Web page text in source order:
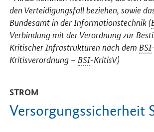
den Verteidigungsfall beziehen, sowie
Bundesamt in der Informationstechnik (
Verbindung mit der Verordnung zur
Kritischer Infrastrukturen nach dem BSI
Kritisverordnung – BSI-KritisV)
STROM
Versorgungssicherheit